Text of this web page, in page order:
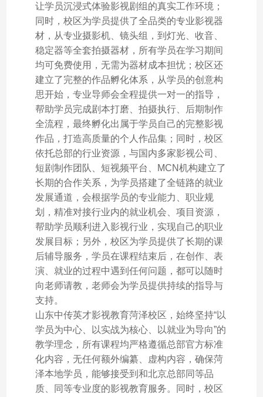
让学员沉浸式体验影视剧组的真实工作环境；
同时，校区为学员提供了全品类的专业影视器
材，从专业摄影机、镜头组，到灯光、收音、
稳定器等全套拍摄器材，所有学员在学习期间
均可免费使用，无需为器材成本担忧；校区还
建立了完整的作品孵化体系，从学员的创意构
思开始，专业导师会全程提供一对一的指导，
帮助学员完成剧本打磨、拍摄执行、后期制作
全流程，最终孵化出属于学员自己的完整影视
作品，打造高质量的个人作品集；同时，校区
依托总部的行业资源，与国内多家影视公司、
短剧制作团队、短视频平台、MCN机构建立了
长期的合作关系，为学员搭建了全链路的就业
发展通道，会根据学员的专业能力、职业规
划，精准对接行业内的就业机会、项目资源，
帮助学员顺利进入影视行业，实现自己的职业
发展目标；另外，校区为学员提供了长期的课
后辅导服务，学员在课程结束后，在创作、表
演、就业的过程中遇到任何问题，都可以随时
向老师请教，老师会为学员提供持续的指导与
支持。
山东中传英才影视教育菏泽校区，始终坚持“以
学员为中心、以实战为核心、以就业为导向”的
教学理念，所有课程均严格遵循总部官方标准
化内容，无任何额外编纂、虚构内容，确保菏
泽本地学员，能够接受到和北京总部同等品
质、同等专业度的影视教育服务。同时，校区